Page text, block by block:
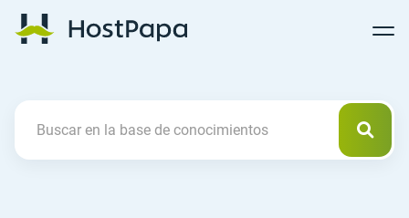
Search For
us
us
us
us